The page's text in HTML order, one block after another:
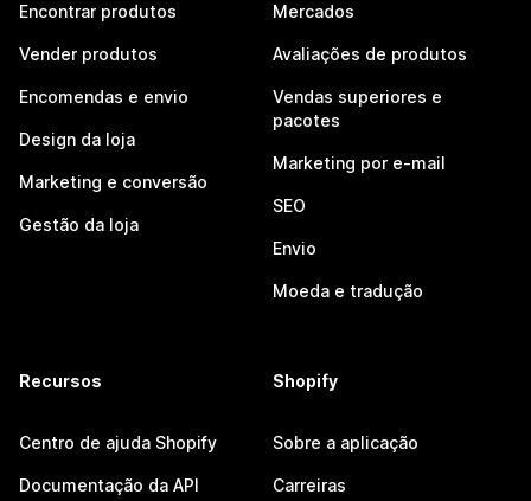
Encontrar produtos
Vender produtos
Encomendas e envio
Design da loja
Marketing e conversão
Gestão da loja
Mercados
Avaliações de produtos
Vendas superiores e
pacotes
Marketing por e-mail
SEO
Envio
Moeda e tradução
Recursos
Centro de ajuda Shopify
Documentação da API
Shopify
Sobre a aplicação
Carreiras